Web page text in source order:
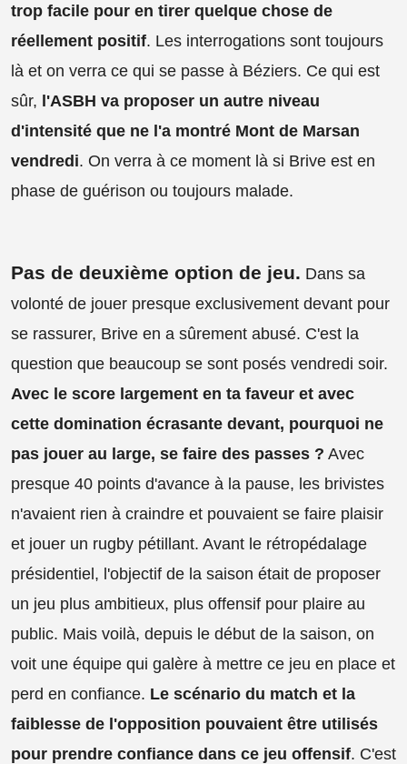
trop facile pour en tirer quelque chose de
réellement positif. Les interrogations sont toujours
là et on verra ce qui se passe à Béziers. Ce qui est
sûr, l'ASBH va proposer un autre niveau
d'intensité que ne l'a montré Mont de Marsan
vendredi. On verra à ce moment là si Brive est en
phase de guérison ou toujours malade.
Pas de deuxième option de jeu. Dans sa
volonté de jouer presque exclusivement devant pour
se rassurer, Brive en a sûrement abusé. C'est la
question que beaucoup se sont posés vendredi soir.
Avec le score largement en ta faveur et avec
cette domination écrasante devant, pourquoi ne
pas jouer au large, se faire des passes ? Avec
presque 40 points d'avance à la pause, les brivistes
n'avaient rien à craindre et pouvaient se faire plaisir
et jouer un rugby pétillant. Avant le rétropédalage
présidentiel, l'objectif de la saison était de proposer
un jeu plus ambitieux, plus offensif pour plaire au
public. Mais voilà, depuis le début de la saison, on
voit une équipe qui galère à mettre ce jeu en place et
perd en confiance. Le scénario du match et la
faiblesse de l'opposition pouvaient être utilisés
pour prendre confiance dans ce jeu offensif. C'est